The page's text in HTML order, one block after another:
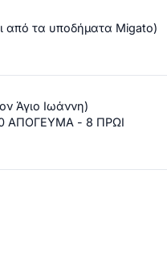
από τα υποδήματα Migato)
Άγιο Ιωάννη)
ΑΠΟΓΕΥΜΑ - 8 ΠΡΩΙ